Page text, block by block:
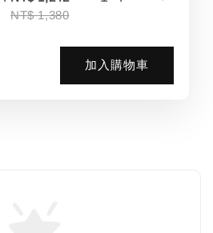
NT$ 1,380
加入購物車